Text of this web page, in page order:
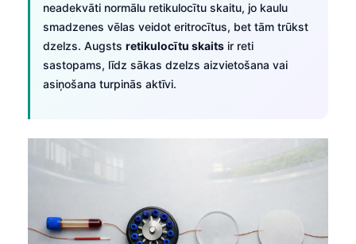
neadekvāti normālu retikulocītu skaitu, jo kaulu
smadzenes vēlas veidot eritrocītus, bet tām trūkst
dzelzs. Augsts retikulocītu skaits ir reti
sastopams, līdz sākas dzelzs aizvietošana vai
asiņošana turpinās aktīvi.